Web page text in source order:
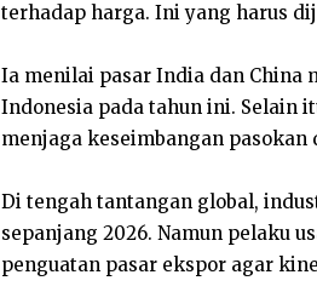
terhadap harga. Ini yang harus
Ia menilai pasar India dan China
Indonesia pada tahun ini. Selain
menjaga keseimbangan
Di tengah tantangan global,
sepanjang 2026. Namun pelaku
penguatan pasar ekspor agar